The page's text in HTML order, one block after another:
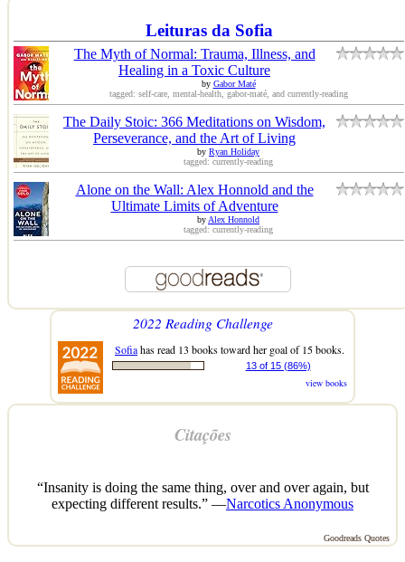
Leituras da Sofia
The Myth of Normal: Trauma, Illness, and
Healing in a Toxic Culture
by Gabor Maté
tagged: self-care, mental-health, gabor-maté, and currently-reading
The Daily Stoic: 366 Meditations on Wisdom,
Perseverance, and the Art of Living
by Ryan Holiday
tagged: currently-reading
Alone on the Wall: Alex Honnold and the
Ultimate Limits of Adventure
byAlex Honnold
tagged: currently-reading
2022 Reading Challenge
Sofiahas read 13 books toward her goal of 15 books.
13 of 15 (86%)
view books
Citações
“Insanity is doing the same thing, over and over again, but
expecting different results.” —Narcotics Anonymous
Goodreads Quotes